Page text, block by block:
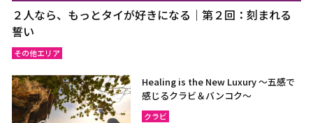
２人なら、もっとタイが好きになる｜第２回：刻まれる
誓い
その他エリア
Healing is the New Luxury ～五感で
感じるクラビ＆バンコク～
クラビ